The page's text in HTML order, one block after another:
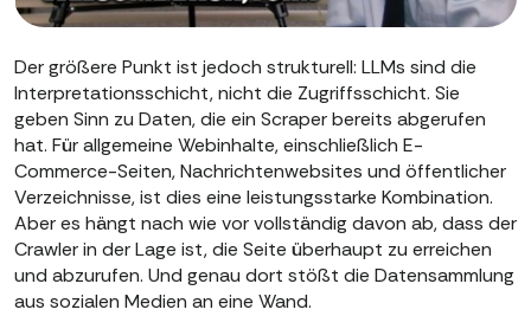
Der größere Punkt ist jedoch strukturell: LLMs sind die
Interpretationsschicht, nicht die Zugriffsschicht. Sie
geben Sinn zu Daten, die ein Scraper bereits abgerufen
hat. Für allgemeine Webinhalte, einschließlich E-
Commerce-Seiten, Nachrichtenwebsites und öffentlicher
Verzeichnisse, ist dies eine leistungsstarke Kombination.
Aber es hängt nach wie vor vollständig davon ab, dass der
Crawler in der Lage ist, die Seite überhaupt zu erreichen
und abzurufen. Und genau dort stößt die Datensammlung
aus sozialen Medien an eine Wand.